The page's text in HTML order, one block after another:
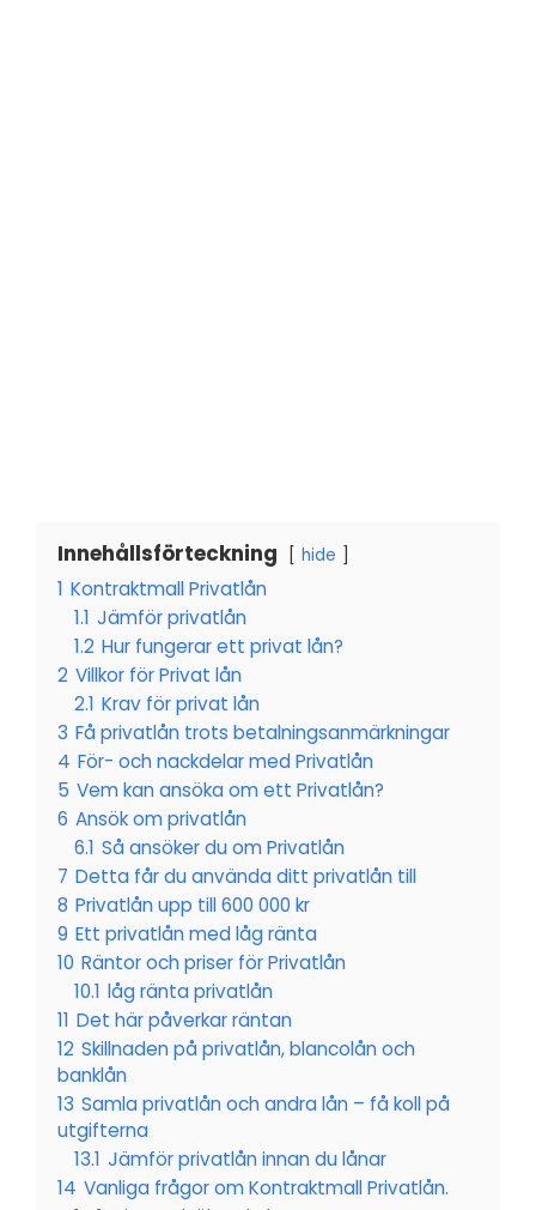
Innehållsförteckning hide
1 Kontraktmall Privatlån
1.1 Jämför privatlån
1.2 Hur fungerar ett privat lån?
2 Villkor för Privat lån
2.1 Krav för privat lån
3 Få privatlån trots betalningsanmärkningar
4 För- och nackdelar med Privatlån
5 Vem kan ansöka om ett Privatlån?
6 Ansök om privatlån
6.1 Så ansöker du om Privatlån
7 Detta får du använda ditt privatlån till
8 Privatlån upp till 600 000 kr
9 Ett privatlån med låg ränta
10 Räntor och priser för Privatlån
10.1 låg ränta privatlån
11 Det här påverkar räntan
12 Skillnaden på privatlån, blancolån och
banklån
13 Samla privatlån och andra lån – få koll på
utgifterna
13.1 Jämför privatlån innan du lånar
14 Vanliga frågor om Kontraktmall Privatlån.